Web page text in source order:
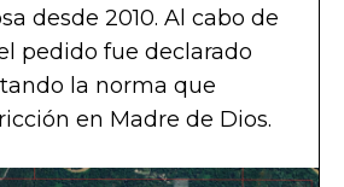
desde 2010. Al cabo de
pedido fue declarado
la norma que
en Madre de Dios.